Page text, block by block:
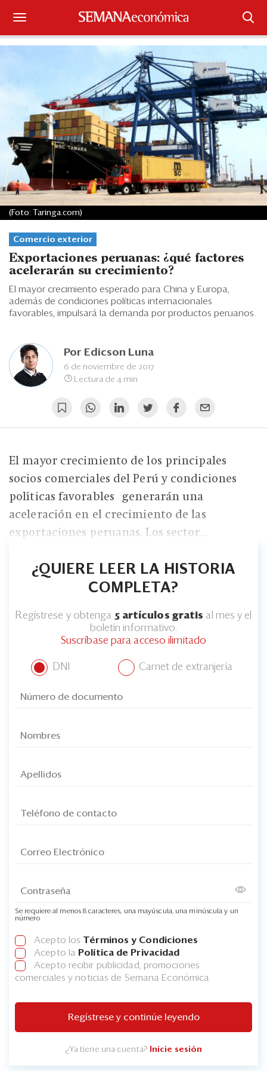
Suscríbase
Portada
¿Qué está pasando?
Sectores y Empresas
Management
Economía y Finanzas
Legal y Política
Eventos
Blogs
Edición Impresa
Comercio exterior
Exportaciones peruanas: ¿qué factores
acelerarán su crecimiento?
El mayor crecimiento esperado para China y Europa,
además de condiciones políticas internacionales
favorables, impulsará la demanda por productos peruanos.
Por Edicson Luna
6 de noviembre de 2017
Lectura de 4 min
(Foto: Taringa.com)
El mayor crecimiento de los principales
socios comerciales del Perú y condiciones
políticas favorables generarán una
aceleración en el crecimiento de las
exportaciones peruanas. Los sector...
¿QUIERE LEER LA HISTORIA
COMPLETA?
Regístrese y obtenga 5 artículos gratis al mes y el
boletín informativo.
Suscríbase para acceso ilimitado
DNI Carnet de extranjería
Se requiere al menos 8 caracteres, una mayúscula, una minúscula y un
número
Acepto los Términos y Condiciones
Acepto la Política de Privacidad
Acepto recibir publicidad, promociones
comerciales y noticias de Semana Económica
Regístrese y continúe leyendo
¿Ya tiene una cuenta? Inicie sesión